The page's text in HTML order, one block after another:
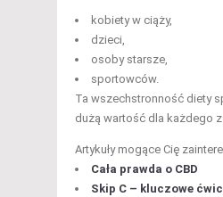
kobiety w ciąży,
dzieci,
osoby starsze,
sportowców.
Ta wszechstronność diety
dużą wartość dla każdego
Artykuły mogące Cię
Cała prawda o CBD
Skip C – kluczowe